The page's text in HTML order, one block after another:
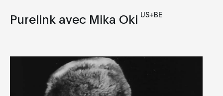
Purelink avec Mika Oki US+BE